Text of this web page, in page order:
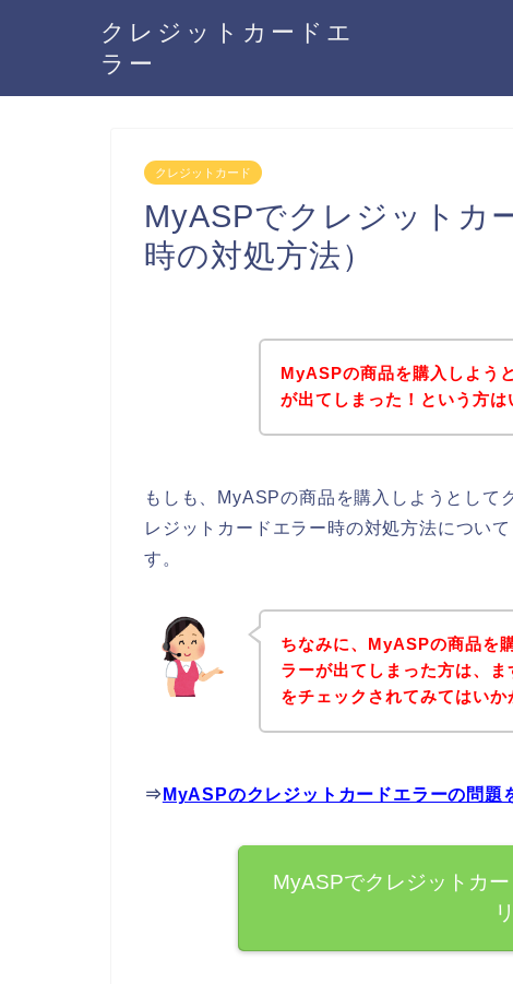
クレジットカードエ
ラー
クレジットカード
MyASPでクレジットカ
時の対処方法）
MyASPの商品を購入しよう
が出てしまった！という方は
もしも、MyASPの商品を購入しようとして
レジットカードエラー時の対処方法につい
す。
ちなみに、MyASPの商品を
ラーが出てしまった方は、
をチェックされてみてはいか
⇒ MyASPのクレジットカードエラーの問題
MyASPでクレジットカ